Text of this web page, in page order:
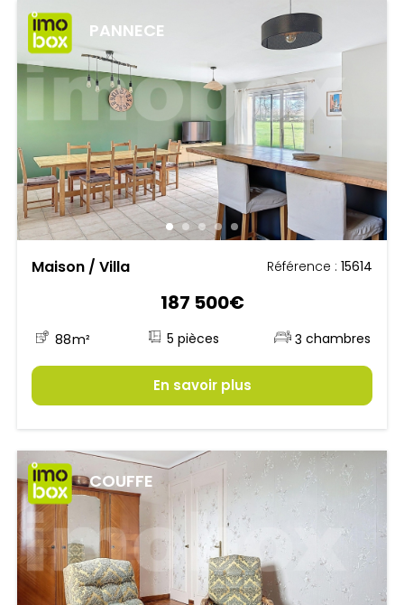
PANNECE
Maison / Villa Référence : 15614
187 500€
88m² 5 3
En savoir plus
COUFFE